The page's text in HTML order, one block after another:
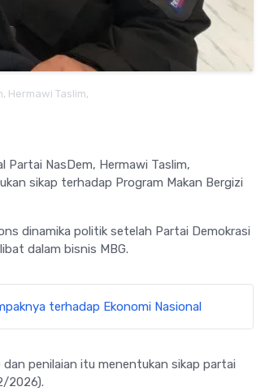
Hermawi Taslim,
Partai NasDem, Hermawi Taslim,
sikap terhadap Program Makan Bergizi
dinamika politik setelah Partai Demokrasi
dalam bisnis MBG.
terhadap Ekonomi Nasional
penilaian itu menentukan sikap partai
2026).